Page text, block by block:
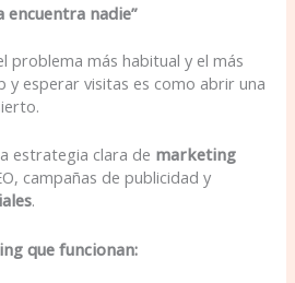
encuentra nadie”
problema más habitual y el más
y esperar visitas es como abrir una
estrategia clara de marketing
campañas de publicidad y
.
que funcionan: